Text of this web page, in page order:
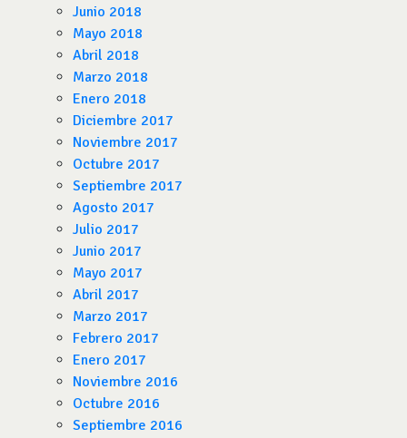
Junio 2018
Mayo 2018
Abril 2018
Marzo 2018
Enero 2018
Diciembre 2017
Noviembre 2017
Octubre 2017
Septiembre 2017
Agosto 2017
Julio 2017
Junio 2017
Mayo 2017
Abril 2017
Marzo 2017
Febrero 2017
Enero 2017
Noviembre 2016
Octubre 2016
Septiembre 2016